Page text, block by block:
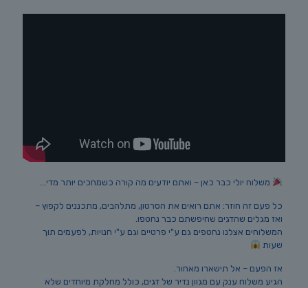
משלוח יולי כבר כאן – ואתם יודעים מה קורה כשמחכים יותר מדי…
כל פעם זה חוזר: אתם רואים את הסרטון, מתלהבים, מתכננים לקפוץ –
ואז מגלים שהדגים שחיפשתם כבר נחטפו.
המשלוחים אצלנו נחטפים גם ע"י פרטיים וגם ע"י חנויות, לפעמים תוך
שעות
אז הפעם – אל תישארו מאחור.
הגיע משלוח ענק עם מגוון נדיר של דגים, כולל מחלקת מיוחדים שלא